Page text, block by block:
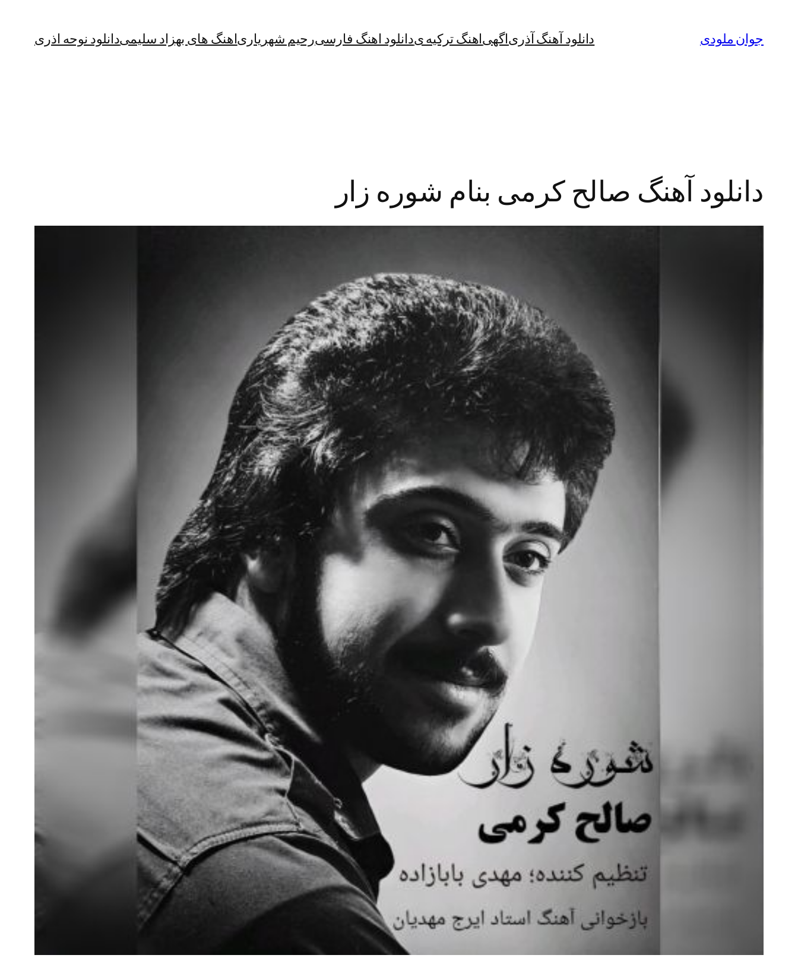
جوان ملودی دانلود آهنگ آذریاگهیاهنگ ترکیه یدانلود اهنگ فارسیرحیم شهریاریاهنگ های بهزاد سلیمیدانلود نوحه اذری
دانلود آهنگ صالح کرمی بنام شوره زار